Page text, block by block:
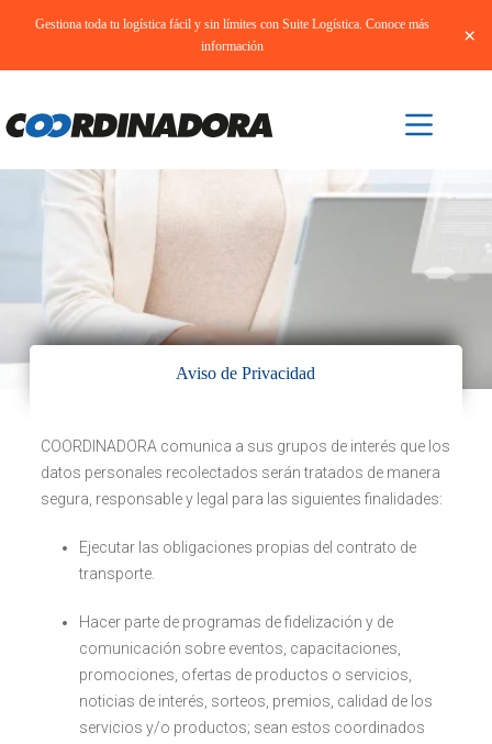
Gestiona toda tu logística fácil y sin límites con Suite Logística. Conoce más
información
×
Aviso de Privacidad
COORDINADORA comunica a sus grupos de interés que los
datos personales recolectados serán tratados de manera
segura, responsable y legal para las siguientes finalidades:
Ejecutar las obligaciones propias del contrato de
transporte.
Hacer parte de programas de fidelización y de
comunicación sobre eventos, capacitaciones,
promociones, ofertas de productos o servicios,
noticias de interés, sorteos, premios, calidad de los
servicios y/o productos; sean estos coordinados